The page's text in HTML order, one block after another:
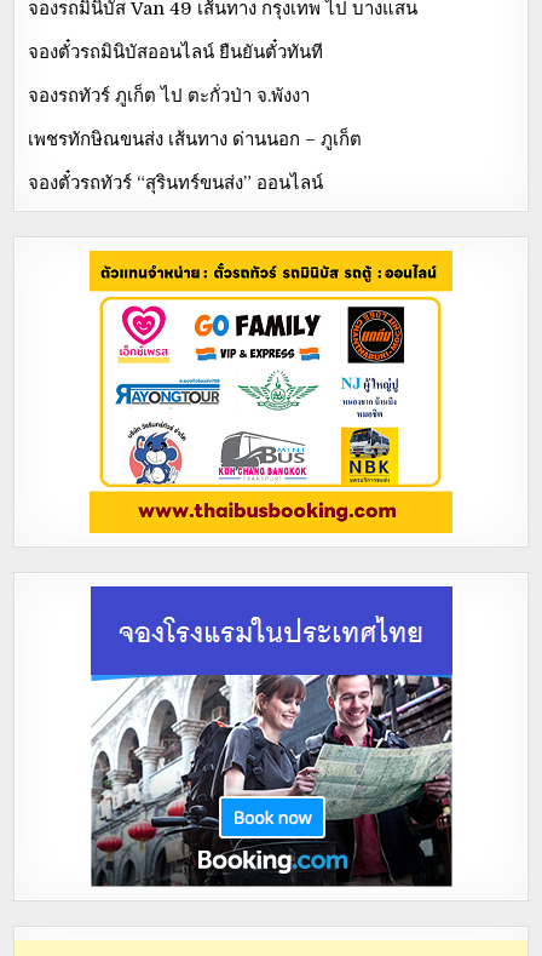
จองรถมินิบัส Van 49 เส้นทาง กรุงเทพ ไป บางแสน
จองตั๋วรถมินิบัสออนไลน์ ยืนยันตั๋วทันที
จองรถทัวร์ ภูเก็ต ไป ตะกั่วป่า จ.พังงา
เพชรทักษิณขนส่ง เส้นทาง ด่านนอก – ภูเก็ต
จองตั๋วรถทัวร์ “สุรินทร์ขนส่ง” ออนไลน์